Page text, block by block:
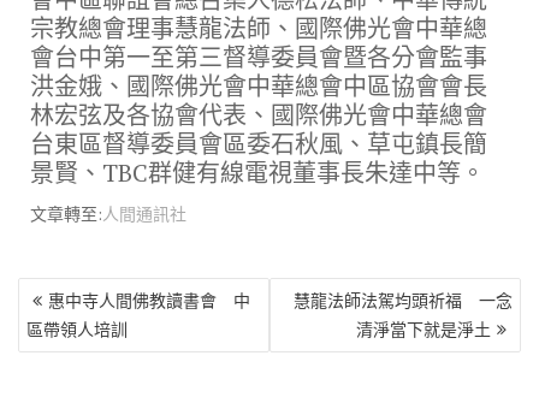
宗教總會理事慧龍法師、國際佛光會中華總
會台中第一至第三督導委員會暨各分會監事
洪金娥、國際佛光會中華總會中區協會會長
林宏弦及各協會代表、國際佛光會中華總會
台東區督導委員會區委石秋風、草屯鎮長簡
景賢、TBC群健有線電視董事長朱達中等。
文章轉至: 人間通訊社
文
章
導
惠中寺人間佛教讀書會 中
區帶領人培訓
慧龍法師法駕均頭祈福 一念
清淨當下就是淨土